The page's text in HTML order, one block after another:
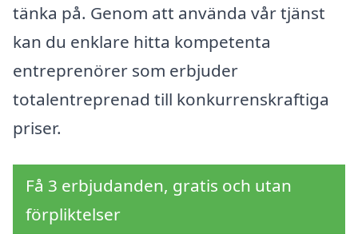
tänka på. Genom att använda vår tjänst
kan du enklare hitta kompetenta
entreprenörer som erbjuder
totalentreprenad till konkurrenskraftiga
priser.
Få 3 erbjudanden, gratis och utan
förpliktelser